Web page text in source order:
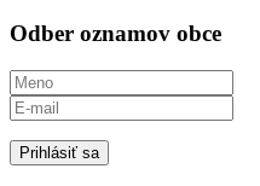
Odber oznamov obce
Prihlásiť sa